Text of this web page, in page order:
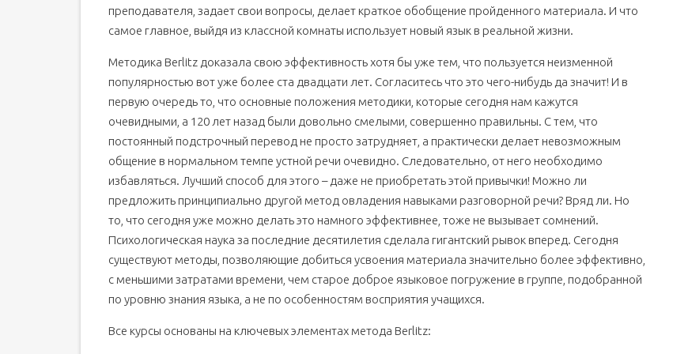
преподавателя, задает свои вопросы, делает краткое обобщение пройденного материала. И что
самое главное, выйдя из классной комнаты использует новый язык в реальной жизни.
Методика Berlitz доказала свою эффективность хотя бы уже тем, что пользуется неизменной
популярностью вот уже более ста двадцати лет. Согласитесь что это чего-нибудь да значит! И в
первую очередь то, что основные положения методики, которые сегодня нам кажутся
очевидными, а 120 лет назад были довольно смелыми, совершенно правильны. С тем, что
постоянный подстрочный перевод не просто затрудняет, а практически делает невозможным
общение в нормальном темпе устной речи очевидно. Следовательно, от него необходимо
избавляться. Лучший способ для этого – даже не приобретать этой привычки! Можно ли
предложить принципиально другой метод овладения навыками разговорной речи? Вряд ли. Но
то, что сегодня уже можно делать это намного эффективнее, тоже не вызывает сомнений.
Психологическая наука за последние десятилетия сделала гигантский рывок вперед. Сегодня
существуют методы, позволяющие добиться усвоения материала значительно более эффективно,
с меньшими затратами времени, чем старое доброе языковое погружение в группе, подобранной
по уровню знания языка, а не по особенностям восприятия учащихся.
Все курсы основаны на ключевых элементах метода Berlitz: